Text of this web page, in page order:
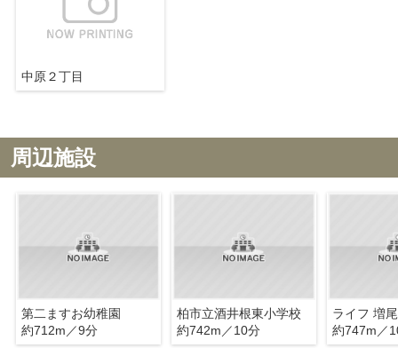
中原２丁目
周辺施設
第二ますお幼稚園
約712m／9分
柏市立酒井根東小学校
約742m／10分
ライフ 増
約747m／